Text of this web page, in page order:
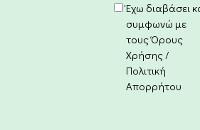
Έχω διαβάσει
συμφωνώ με
τους Όρους
Χρήσης /
Πολιτική
Απορρήτου